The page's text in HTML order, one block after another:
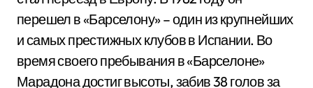
перешел в «Барселону» – один из крупнейших
и самых престижных клубов в Испании. Во
время своего пребывания в «Барселоне»
Марадона достиг высоты, забив 38 голов за